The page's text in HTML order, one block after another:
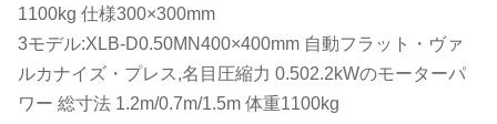
1100kg 仕様300×300mm
3モデル:XLB-D0.50MN400×400mm 自動フラット・ヴァ
ルカナイズ・プレス,名目圧縮力 0.502.2kWのモーターパ
ワー 総寸法 1.2m/0.7m/1.5m 体重1100kg